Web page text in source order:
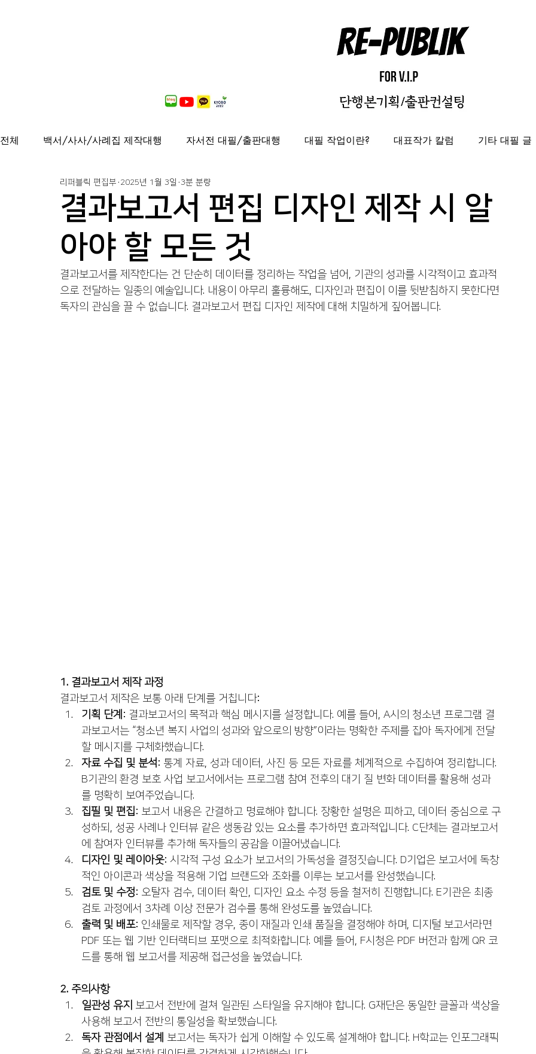
전체 백서/사사/사례집 제작대행 자서전 대필/출판대행 대필 작업이란? 대표작가 칼럼 기타 대필 글
출간도서 안내 연재중 사보/백서 제작대행
가이드북, 샘플북, 자료집 제작 대행 퍼스널브랜딩
출판 퍼스널브랜딩 정치인 자서전 코인 투자 서적 대필출판 자서전출판 기독교출판사
결과보고서 편집 디자인 제작 시 알
아야 할 모든 것
리퍼블릭 편집부 2025년 1월 3일 3분 분량
결과보고서를 제작한다는 건 단순히 데이터를 정리하는 작업을 넘어, 기관의 성과를 시각적이고 효과적
으로 전달하는 일종의 예술입니다. 내용이 아무리 훌륭해도, 디자인과 편집이 이를 뒷받침하지 못한다면
독자의 관심을 끌 수 없습니다. 결과보고서 편집 디자인 제작에 대해 치밀하게 짚어봅니다.
1. 결과보고서 제작 과정
결과보고서 제작은 보통 아래 단계를 거칩니다:
기획 단계 : 결과보고서의 목적과 핵심 메시지를 설정합니다. 예를 들어, A시의 청소년 프로그램 결
과보고서는 “청소년 복지 사업의 성과와 앞으로의 방향”이라는 명확한 주제를 잡아 독자에게 전달
할 메시지를 구체화했습니다.
자료 수집 및 분석: 통계 자료, 성과 데이터, 사진 등 모든 자료를 체계적으로 수집하여 정리합니다.
B기관의 환경 보호 사업 보고서에서는 프로그램 참여 전후의 대기 질 변화 데이터를 활용해 성과
를 명확히 보여주었습니다.
집필 및 편집 : 보고서 내용은 간결하고 명료해야 합니다. 장황한 설명은 피하고, 데이터 중심으로 구
성하되, 성공 사례나 인터뷰 같은 생동감 있는 요소를 추가하면 효과적입니다. C단체는 결과보고서
에 참여자 인터뷰를 추가해 독자들의 공감을 이끌어냈습니다.
디자인 및 레이아웃: 시각적 구성 요소가 보고서의 가독성을 결정짓습니다. D기업은 보고서에 독창
적인 아이콘과 색상을 적용해 기업 브랜드와 조화를 이루는 보고서를 완성했습니다.
검토 및 수정: 오탈자 검수, 데이터 확인, 디자인 요소 수정 등을 철저히 진행합니다. E기관은 최종
검토 과정에서 3차례 이상 전문가 검수를 통해 완성도를 높였습니다.
출력 및 배포: 인쇄물로 제작할 경우, 종이 재질과 인쇄 품질을 결정해야 하며, 디지털 보고서라면
PDF 또는 웹 기반 인터랙티브 포맷으로 최적화합니다. 예를 들어, F시청은 PDF 버전과 함께 QR 코
드를 통해 웹 보고서를 제공해 접근성을 높였습니다.
2. 주의사항
일관성 유지 보고서 전반에 걸쳐 일관된 스타일을 유지해야 합니다. G재단은 동일한 글꼴과 색상을
사용해 보고서 전반의 통일성을 확보했습니다.
독자 관점에서 설계 보고서는 독자가 쉽게 이해할 수 있도록 설계해야 합니다. H학교는 인포그래픽